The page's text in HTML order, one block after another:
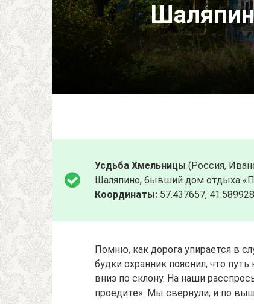
Усдьба Хмельницы (Россия,
Шаляпино, бывший дом отдыха
Координаты: 57.437657, 41.589928
Помню, как дорога упирается в
будки охранник пояснил, что
вниз по склону. На наши
проедите». Мы свернули, и по